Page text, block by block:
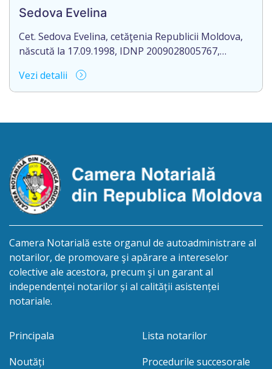
decedat la 27.08.2024.
Sedova Evelina
Cet. Sedova Evelina, cetăţenia Republicii Moldova,
născută la 17.09.1998, IDNP 2009028005767,
19, ap. 407, aduce la cunoștință pierderea
originalului actului notarial: Contractul de donație
29.12.2023, autentificat de Romanescu Mihail-
Vezi detalii
Camera Notarială este organul de autoadministrare al
notarilor, de promovare şi apărare a intereselor
colective ale acestora, precum şi un garant al
independenței notarilor și al calității asistenței
notariale.
Principala
Noutăți
Lista notarilor
Procedurile succesorale